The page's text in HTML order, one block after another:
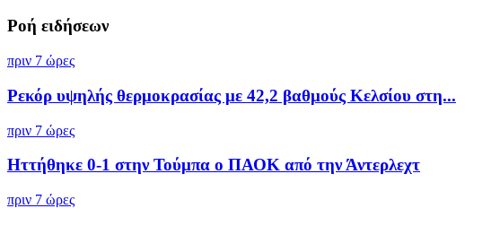
Ροή ειδήσεων
πριν 7 ώρες
Ρεκόρ υψηλής θερμοκρασίας με 42,2 βαθμούς Κελσίου στη...
πριν 7 ώρες
Ηττήθηκε 0-1 στην Τούμπα ο ΠΑΟΚ από την Άντερλεχτ
πριν 7 ώρες